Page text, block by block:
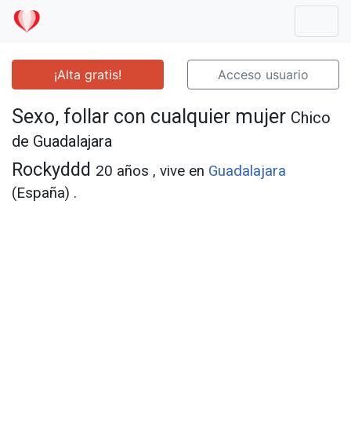
¡Alta gratis! Acceso usuario
Sexo, follar con cualquier mujer Chico
de Guadalajara
Rockyddd 20 años , vive en Guadalajara
(España) .